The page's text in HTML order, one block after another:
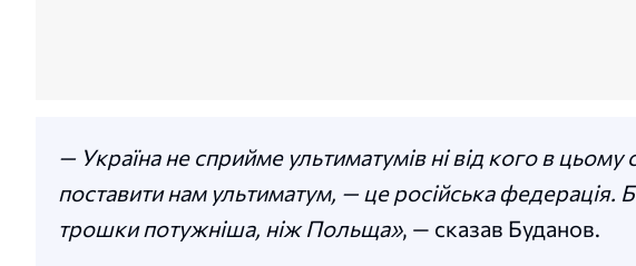
— Україна не сприйме ультиматумів ні від кого в цьому
поставити нам ультиматум, — це російська
трошки потужніша, ніж Польща», — сказав Буданов.